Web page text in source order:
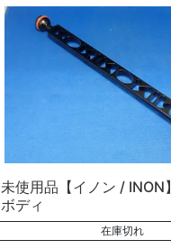
未使用品【イノン / INON
ボディ
在庫切れ